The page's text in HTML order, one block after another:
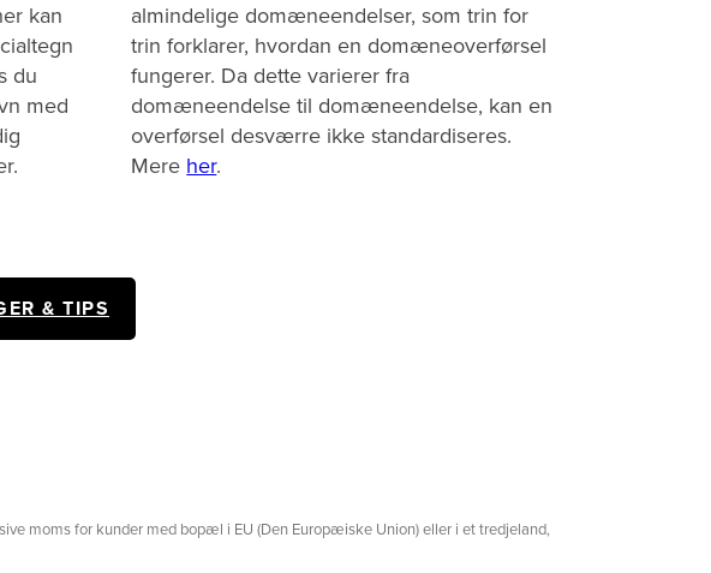
kan
du
med
almindelige domæneendelser, som trin for
trin forklarer, hvordan en domæneoverførsel
fungerer. Da dette varierer fra
domæneendelse til domæneendelse, kan en
overførsel desværre ikke standardiseres.
Mere her.
& TIPS
moms for kunder med bopæl i EU (Den Europæiske Union) eller i et tredjeland,